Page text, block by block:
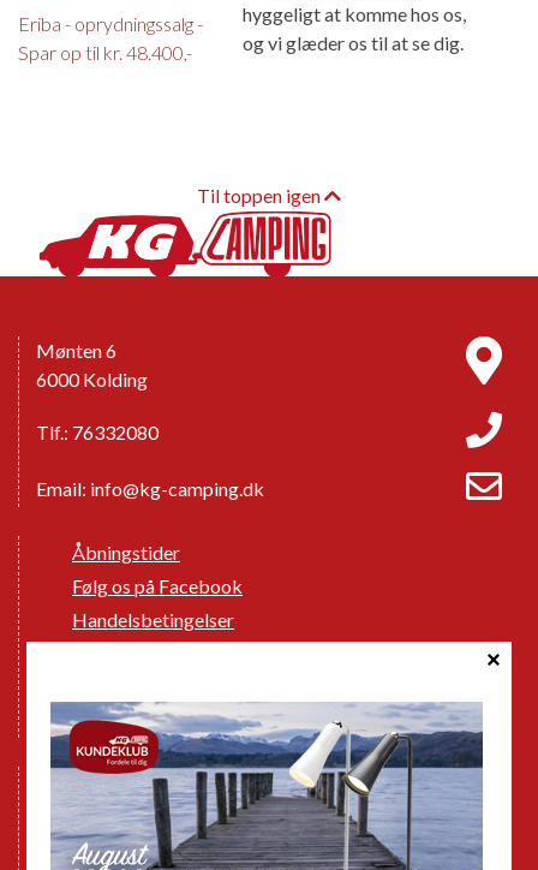
Eriba - oprydningssalg -
Spar op til kr. 48.400,-
hyggeligt at komme hos os,
og vi glæder os til at se dig.
Til toppen igen
Mønten 6
6000 Kolding
Tlf.: 76332080
Email: info@kg-camping.dk
Åbningstider
Følg os på Facebook
Handelsbetingelser
GPDR - Optagelse af foto og video
Nye Campingvogne
Nye Autocampere og Vans
Brugte Campingvogne